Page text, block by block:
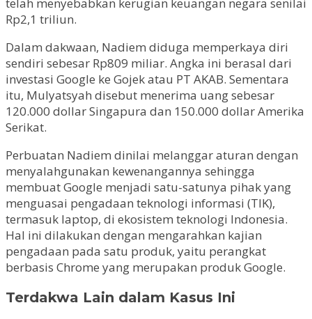
telah menyebabkan kerugian keuangan negara senilai
Rp2,1 triliun.
Dalam dakwaan, Nadiem diduga memperkaya diri
sendiri sebesar Rp809 miliar. Angka ini berasal dari
investasi Google ke Gojek atau PT AKAB. Sementara
itu, Mulyatsyah disebut menerima uang sebesar
120.000 dollar Singapura dan 150.000 dollar Amerika
Serikat.
Perbuatan Nadiem dinilai melanggar aturan dengan
menyalahgunakan kewenangannya sehingga
membuat Google menjadi satu-satunya pihak yang
menguasai pengadaan teknologi informasi (TIK),
termasuk laptop, di ekosistem teknologi Indonesia.
Hal ini dilakukan dengan mengarahkan kajian
pengadaan pada satu produk, yaitu perangkat
berbasis Chrome yang merupakan produk Google.
Terdakwa Lain dalam Kasus Ini